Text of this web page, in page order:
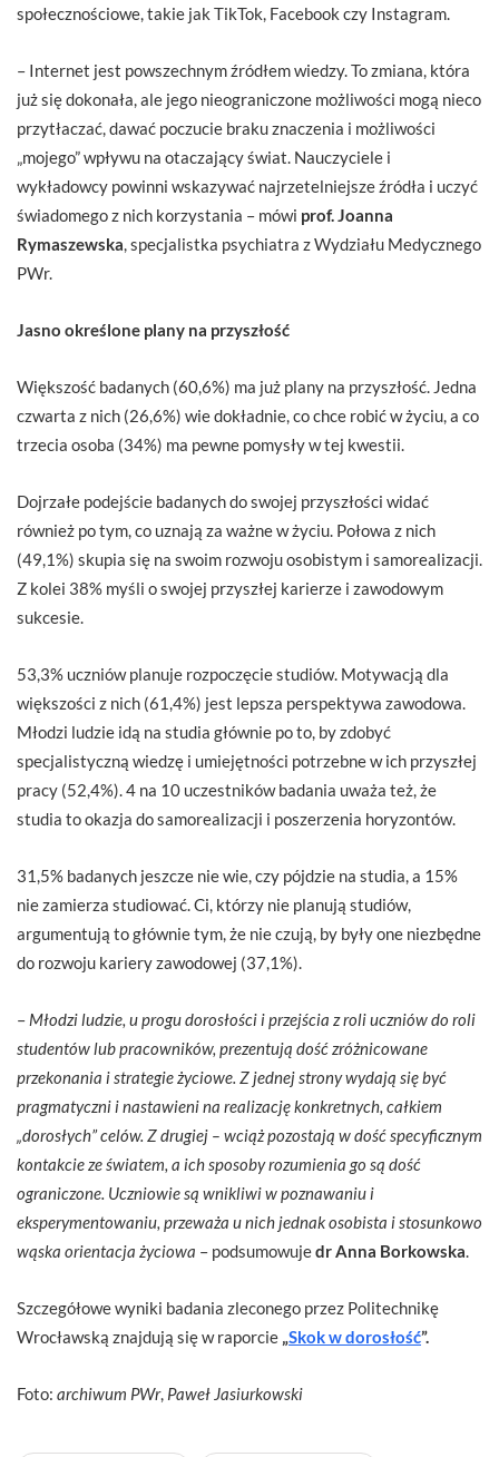
społecznościowe, takie jak TikTok, Facebook czy Instagram.
– Internet jest powszechnym źródłem wiedzy. To zmiana, która
już się dokonała, ale jego nieograniczone możliwości mogą nieco
przytłaczać, dawać poczucie braku znaczenia i możliwości
„mojego” wpływu na otaczający świat. Nauczyciele i
wykładowcy powinni wskazywać najrzetelniejsze źródła i uczyć
świadomego z nich korzystania – mówi prof. Joanna
Rymaszewska, specjalistka psychiatra z Wydziału Medycznego
PWr.
Jasno określone plany na przyszłość
Większość badanych (60,6%) ma już plany na przyszłość. Jedna
czwarta z nich (26,6%) wie dokładnie, co chce robić w życiu, a co
trzecia osoba (34%) ma pewne pomysły w tej kwestii.
Dojrzałe podejście badanych do swojej przyszłości widać
również po tym, co uznają za ważne w życiu. Połowa z nich
(49,1%) skupia się na swoim rozwoju osobistym i samorealizacji.
Z kolei 38% myśli o swojej przyszłej karierze i zawodowym
sukcesie.
53,3% uczniów planuje rozpoczęcie studiów. Motywacją dla
większości z nich (61,4%) jest lepsza perspektywa zawodowa.
Młodzi ludzie idą na studia głównie po to, by zdobyć
specjalistyczną wiedzę i umiejętności potrzebne w ich przyszłej
pracy (52,4%). 4 na 10 uczestników badania uważa też, że
studia to okazja do samorealizacji i poszerzenia horyzontów.
31,5% badanych jeszcze nie wie, czy pójdzie na studia, a 15%
nie zamierza studiować. Ci, którzy nie planują studiów,
argumentują to głównie tym, że nie czują, by były one niezbędne
do rozwoju kariery zawodowej (37,1%).
– Młodzi ludzie, u progu dorosłości i przejścia z roli uczniów do roli
studentów lub pracowników, prezentują dość zróżnicowane
przekonania i strategie życiowe. Z jednej strony wydają się być
pragmatyczni i nastawieni na realizację konkretnych, całkiem
„dorosłych” celów. Z drugiej – wciąż pozostają w dość specyficznym
kontakcie ze światem, a ich sposoby rozumienia go są dość
ograniczone. Uczniowie są wnikliwi w poznawaniu i
eksperymentowaniu, przeważa u nich jednak osobista i stosunkowo
wąska orientacja życiowa – podsumowujedr Anna Borkowska.
Szczegółowe wyniki badania zleconego przez Politechnikę
Wrocławską znajdują się w raporcie „Skok w dorosłość”.
Foto: archiwum PWr, Paweł Jasiurkowski